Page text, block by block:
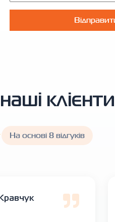
клієнти
На основі 8 відгуків